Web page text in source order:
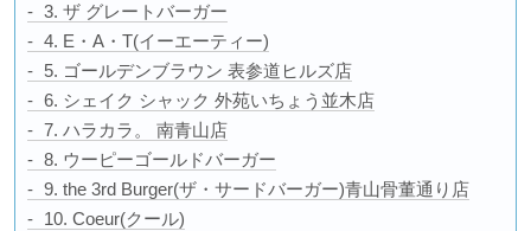
3. ザ グレートバーガー
4. E・A・T(イーエーティー)
5. ゴールデンブラウン 表参道ヒルズ店
6. シェイク シャック 外苑いちょう並木店
7. ハラカラ。 南青山店
8. ウーピーゴールドバーガー
9. the 3rd Burger(ザ・サードバーガー)青山骨董通り店
10. Coeur(クール)